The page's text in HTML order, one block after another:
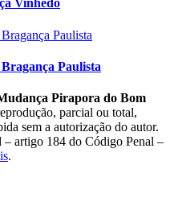
Vinhedo
Paulista
Pirapora do Bom
parcial ou total,
sem a autorização do autor.
artigo 184 do Código Penal –
.